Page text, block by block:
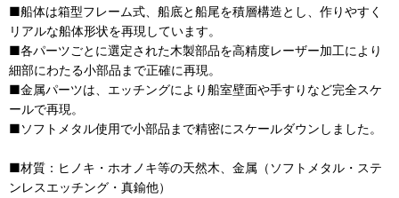
■船体は箱型フレーム式、船底と船尾を積層構造とし、作りやすく
リアルな船体形状を再現しています。
■各パーツごとに選定された木製部品を高精度レーザー加工により
細部にわたる小部品まで正確に再現。
■金属パーツは、エッチングにより船室壁面や手すりなど完全スケ
ールで再現。
■ソフトメタル使用で小部品まで精密にスケールダウンしました。
■材質：ヒノキ・ホオノキ等の天然木、金属（ソフトメタル・ステ
ンレスエッチング・真鍮他）